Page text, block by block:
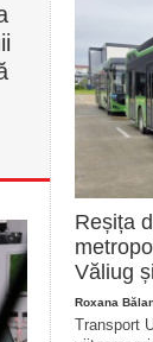
Reșița
Văliug
Roxana
Transport